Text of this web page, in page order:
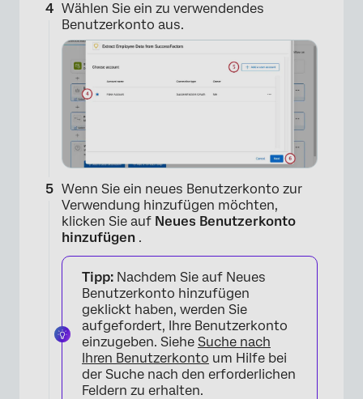
×
×
Wählen Sie ein zu verwendendes
Benutzerkonto aus.
Wenn Sie ein neues Benutzerkonto zur
Verwendung hinzufügen möchten,
klicken Sie auf Neues Benutzerkonto
hinzufügen .
Tipp: Nachdem Sie auf Neues
Benutzerkonto hinzufügen
geklickt haben, werden Sie
aufgefordert, Ihre Benutzerkonto
einzugeben. Siehe Suche nach
Ihren Benutzerkonto um Hilfe bei
der Suche nach den erforderlichen
Feldern zu erhalten.